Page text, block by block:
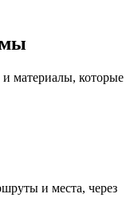
материалы, которые
и места, через